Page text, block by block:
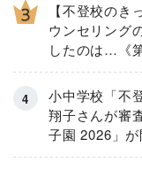
【不登校のき
ウンセリング
したのは…《
小中学校「不
翔子さんが審
子園 2026」が